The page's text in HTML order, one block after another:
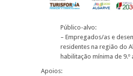
Público-alvo:
– Empregados/as e
residentes na região do
habilitação mínima de 9.º
Apoios: